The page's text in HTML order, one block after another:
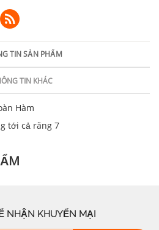
TIN SẢN PHẨM
TIN KHÁC
Hàm
tới cả răng 7
NHẬN KHUYẾN MẠI